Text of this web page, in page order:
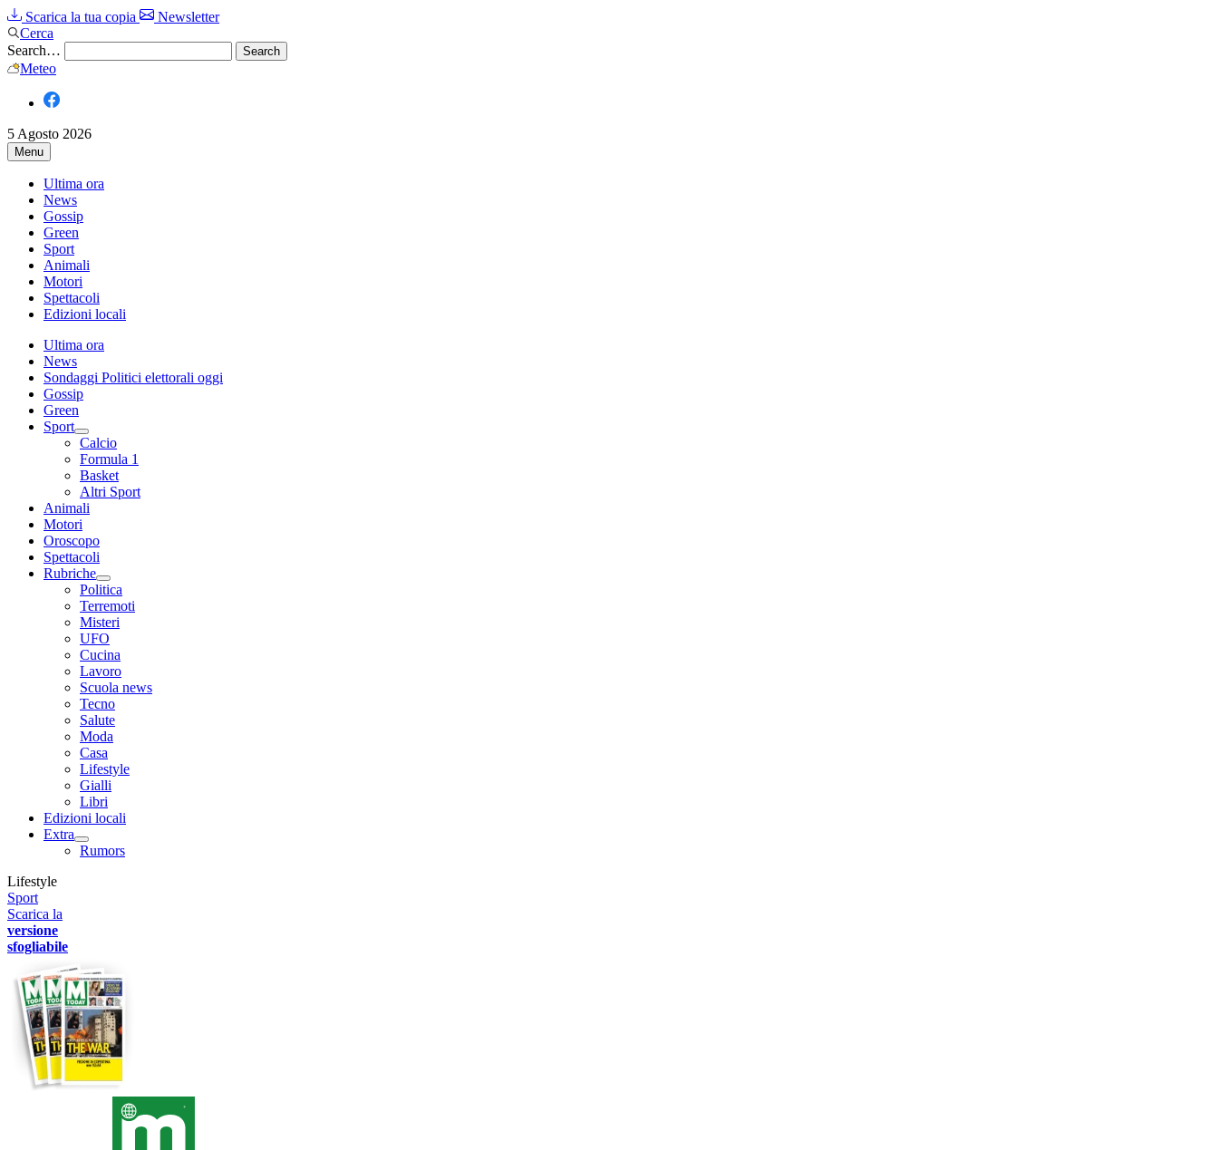
Scarica la tua copia
Newsletter
Cerca
Search…
Meteo
5 Agosto 2026
Menu
Ultima ora
News
Gossip
Green
Sport
Animali
Motori
Spettacoli
Edizioni locali
Ultima ora
News
Sondaggi Politici elettorali oggi
Gossip
Green
Sport
Calcio
Formula 1
Basket
Altri Sport
Animali
Motori
Oroscopo
Spettacoli
Rubriche
Politica
Terremoti
Misteri
UFO
Cucina
Lavoro
Scuola news
Tecno
Salute
Moda
Casa
Lifestyle
Gialli
Libri
Edizioni locali
Extra
Rumors
Lifestyle
Sport
Scarica la
versione
sfogliabile